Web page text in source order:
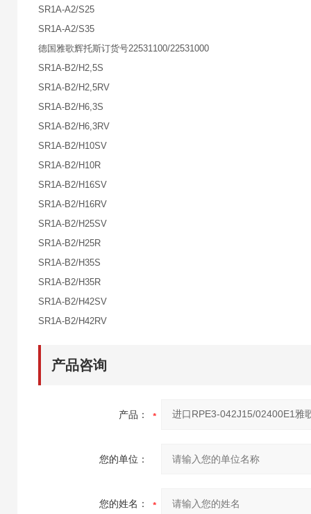
SR1A-A2/S25
SR1A-A2/S35
德国雅歌辉托斯订货号22531100/22531000
SR1A-B2/H2,5S
SR1A-B2/H2,5RV
SR1A-B2/H6,3S
SR1A-B2/H6,3RV
SR1A-B2/H10SV
SR1A-B2/H10R
SR1A-B2/H16SV
SR1A-B2/H16RV
SR1A-B2/H25SV
SR1A-B2/H25R
SR1A-B2/H35S
SR1A-B2/H35R
SR1A-B2/H42SV
SR1A-B2/H42RV
产品咨询
产品：
您的单位：
您的姓名：